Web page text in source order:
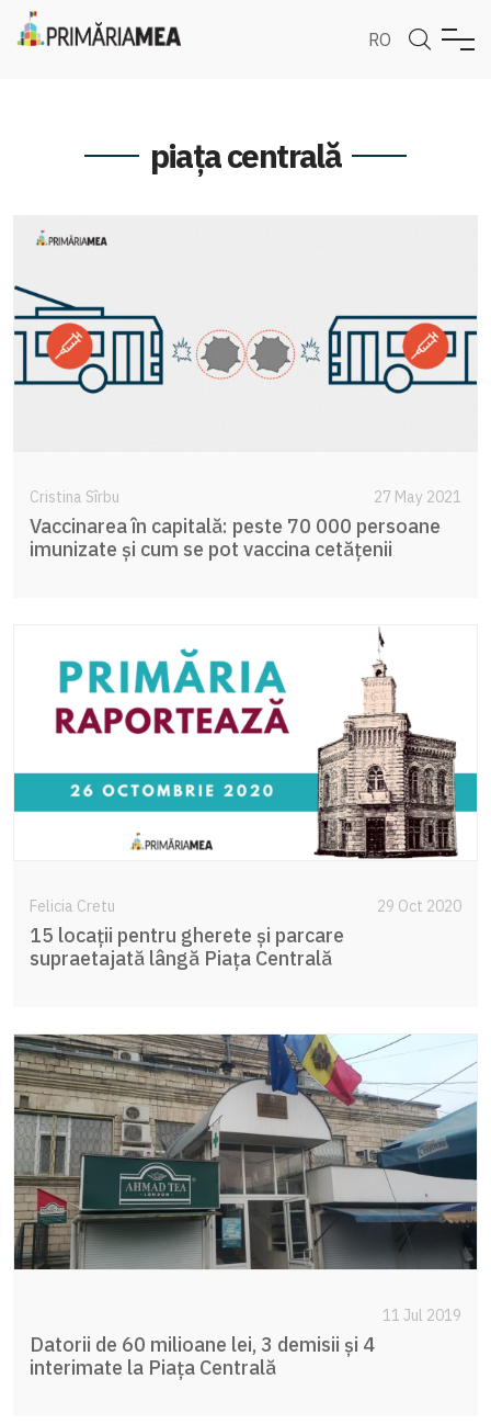
RO
piața centrală
Cristina Sîrbu 27 May 2021
Vaccinarea în capitală: peste 70 000 persoane
imunizate și cum se pot vaccina cetățenii
Felicia Cretu 29 Oct 2020
15 locații pentru gherete și parcare
supraetajată lângă Piața Centrală
11 Jul 2019
Datorii de 60 milioane lei, 3 demisii și 4
interimate la Piața Centrală